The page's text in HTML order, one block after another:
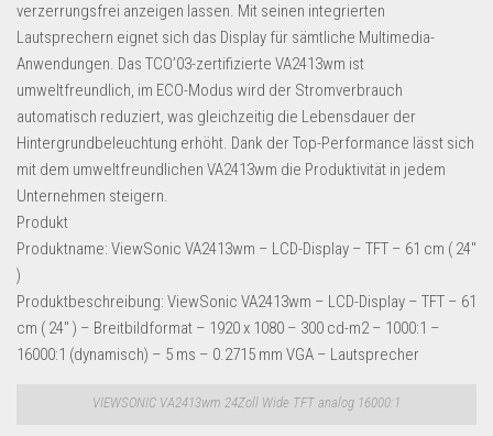
B2B Produkte
Grosshandel
Amazon
Aldi
Lidl
Kostenlos verkaufen
Anmelden
Newsletter
verzerrungsfrei anzeigen lassen. Mit seinen integrierten
Lautsprechern eignet sich das Display für sämtliche Multimedia-
Anwendungen. Das TCO’03-zertifizierte VA2413wm ist
umweltfreundlich, im ECO-Modus wird der Stromverbrauch
automatisch reduziert, was gleichzeitig die Lebensdauer der
Hintergrundbeleuchtung erhöht. Dank der Top-Performance lässt sich
mit dem umweltfreundlichen VA2413wm die Produktivität in jedem
Unternehmen steigern.
Produkt
Produktname: ViewSonic VA2413wm – LCD-Display – TFT – 61 cm ( 24″
)
Produktbeschreibung: ViewSonic VA2413wm – LCD-Display – TFT – 61
cm ( 24″ ) – Breitbildformat – 1920 x 1080 – 300 cd-m2 – 1000:1 –
16000:1 (dynamisch) – 5 ms – 0.2715 mm VGA – Lautsprecher
VIEWSONIC VA2413wm 24Zoll Wide TFT analog 16000:1